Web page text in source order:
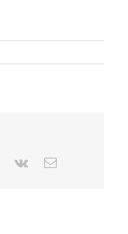
Pinterest
Vk
E-